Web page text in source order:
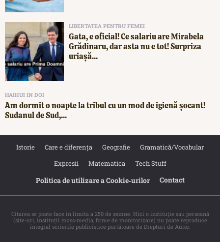
LIBERTATEA PENTRU FEMEI
Gata, e oficial! Ce salariu are Mirabela
Grădinaru, dar asta nu e tot! Surpriza
uriașă...
HAIHUI IN DOI
Am dormit o noapte la tribul cu un mod de igienă șocant!
Sudanul de Sud,...
Istorie Care e diferența Geografie
Gramatică/Vocabular
Expresii
Matematica Tech Stuff
Politica de utilizare a Cookie‐urilor Contact
Citarea se poate face în limita a 250 de semne. Nici o instituţie sau persoană
(site-uri, instituţii mass-media, firme de monitorizare) nu poate reproduce
integral scrierile publicistice purtătoare de Drepturi de Autor.